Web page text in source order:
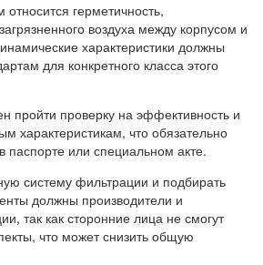
герметичность,
воздуха между корпусом и
характеристики должны
для конкретного класса этого
пройти проверку на эффективность и
характеристикам, что обязательно
паспорте или специальном акте.
систему фильтрации и подбирать
должны производители и
так как сторонние лица не смогут
что может снизить общую